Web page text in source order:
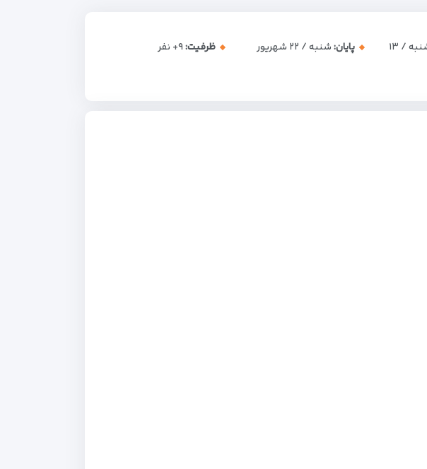
پنجشنبه / ۱۳
پایان:شنبه / ۲۲ شهریور ظرفیت:+۹ نفر